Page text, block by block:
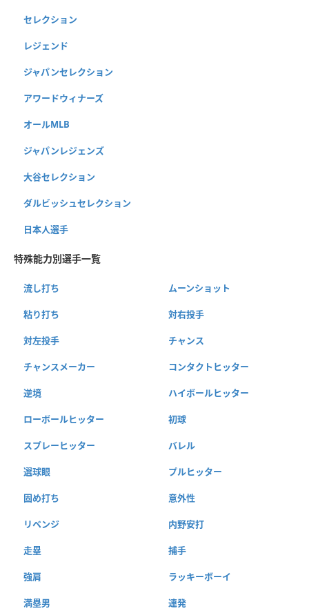
セレクション
レジェンド
ジャパンセレクション
アワードウィナーズ
オールMLB
ジャパンレジェンズ
大谷セレクション
ダルビッシュセレクション
日本人選手
特殊能力別選手一覧
流し打ち ムーンショット
粘り打ち 対右投手
対左投手 チャンス
チャンスメーカー コンタクトヒッター
逆境 ハイボールヒッター
ローボールヒッター 初球
スプレーヒッター バレル
選球眼 プルヒッター
固め打ち 意外性
リベンジ 内野安打
走塁 捕手
強肩 ラッキーボーイ
満塁男 連発